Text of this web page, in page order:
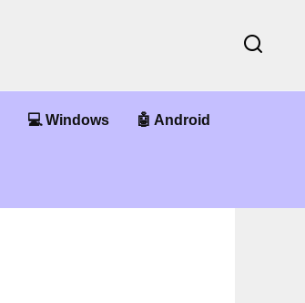
💻 Windows 🤖 Android